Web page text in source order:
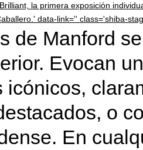
la primera exposición
data-link='' class='shiba-
de Manford
Evocan
icónicos,
o
En